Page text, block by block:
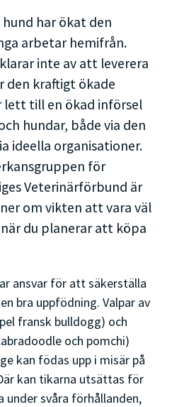
har ökat den
arbetar hemifrån.
inte av att leverera
den kraftigt ökade
lett till en ökad införsel
hundar, både via den
ideella organisationer.
för
Veterinärförbund är
om vikten att vara väl
du planerar att köpa
ansvar för att säkerställa
bra uppfödning. Valpar av
fransk bulldogg) och
och pomchi)
kan födas upp i misär på
kan tikarna utsättas för
under svåra förhållanden,